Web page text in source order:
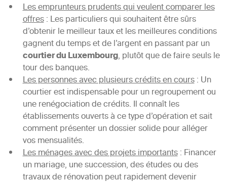
Les emprunteurs prudents qui veulent comparer les
offres: Les particuliers qui souhaitent être sûrs
d’obtenir le meilleur taux et les meilleures conditions
gagnent du temps et de l’argent en passant par un
courtier du Luxembourg, plutôt que de faire seuls le
tour des banques.
Les personnes avec plusieurs crédits en cours: Un
courtier est indispensable pour un regroupement ou
une renégociation de crédits. Il connaît les
établissements ouverts à ce type d’opération et sait
comment présenter un dossier solide pour alléger
vos mensualités.
Les ménages avec des projets importants: Financer
un mariage, une succession, des études ou des
travaux de rénovation peut rapidement devenir